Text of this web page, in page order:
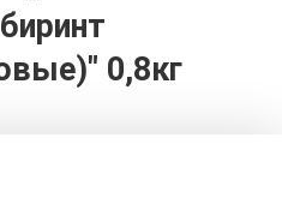
0,8кг